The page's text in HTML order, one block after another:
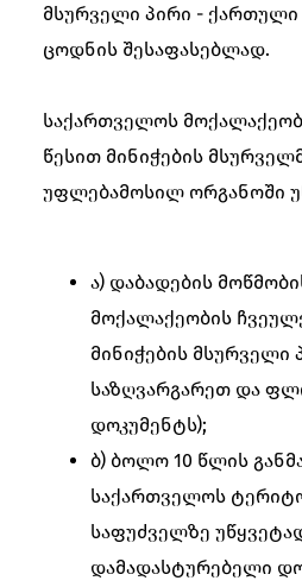
მსურველი პირი - ქართული
ცოდნის შესაფასებლად.
საქართველოს
წესით მინიჭების
უფლებამოსილ ორგანოში
ა) დაბადების
მოქალაქეობის
მინიჭების მსურველი
საზღვარგარეთ და
დოკუმენტს);
ბ) ბოლო 10 წლის
საქართველოს
საფუძველზე
დამადასტურებელი